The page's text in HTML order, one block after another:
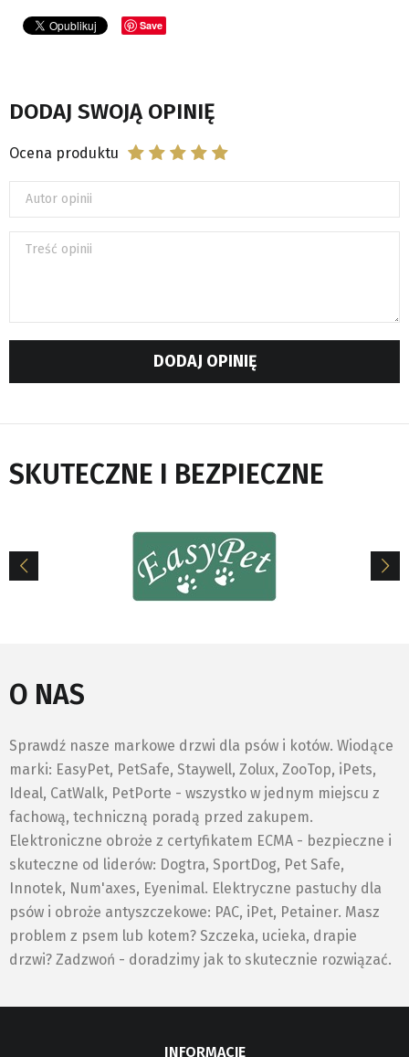
Save
DODAJ SWOJĄ OPINIĘ
Ocena produktu
Autor opinii
Treść opinii
DODAJ OPINIĘ
SKUTECZNE I BEZPIECZNE
O NAS
Sprawdź nasze markowe drzwi dla psów i kotów. Wiodące
marki: EasyPet, PetSafe, Staywell, Zolux, ZooTop, iPets,
Ideal, CatWalk, PetPorte - wszystko w jednym miejscu z
fachową, techniczną poradą przed zakupem.
Elektroniczne obroże z certyfikatem ECMA - bezpieczne i
skuteczne od liderów: Dogtra, SportDog, Pet Safe,
Innotek, Num'axes, Eyenimal. Elektryczne pastuchy dla
psów i obroże antyszczekowe: PAC, iPet, Petainer. Masz
problem z psem lub kotem? Szczeka, ucieka, drapie
drzwi? Zadzwoń - doradzimy jak to skutecznie rozwiązać.
INFORMACJE